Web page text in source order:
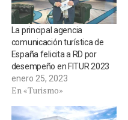
La principal agencia
comunicación turística de
España felicita a RD por
desempeño en FITUR 2023
enero 25, 2023
En «Turismo»